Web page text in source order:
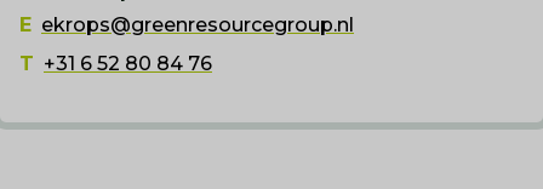
E ekrops@greenresourcegroup.nl
T +31 6 52 80 84 76